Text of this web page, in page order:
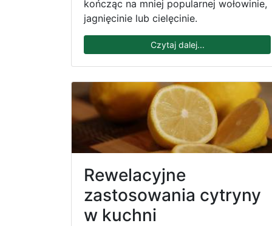
kończąc na mniej popularnej wołowinie,
jagnięcinie lub cielęcinie.
Czytaj dalej...
Rewelacyjne
zastosowania cytryny
w kuchni